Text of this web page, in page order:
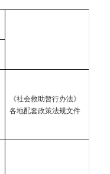
《社会救助暂行
各地配套政策法规文件